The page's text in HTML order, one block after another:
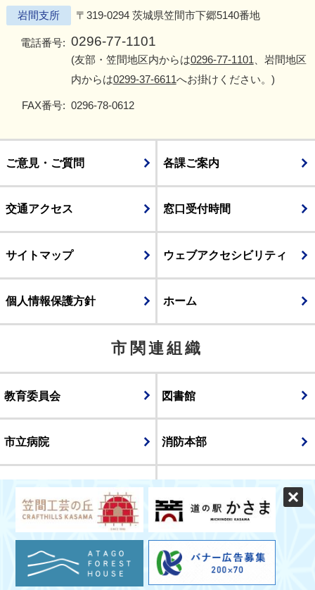
岩間支所 〒319-0294 茨城県笠間市下郷5140番地
電話番号: 0296-77-1101
(友部・笠間地区内からは0296-77-1101 、岩間地区
内からは0299-37-6611へお掛けください。)
FAX番号: 0296-78-0612
ご意見・ご質問 各課ご案内
交通アクセス 窓口受付時間
サイトマップ ウェブアクセシビリティ
個人情報保護方針 ホーム
市関連組織
教育委員会 図書館
市立病院 消防本部
議会
表示 スマートフォン版 パソコン版
© CITY OF KASAMA.